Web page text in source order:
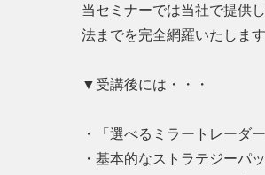
当セミナーでは当社で提供
法までを完全網羅いたしま
▼受講後には・・・
・「選べるミラートレーダ
・基本的なストラテジーパ